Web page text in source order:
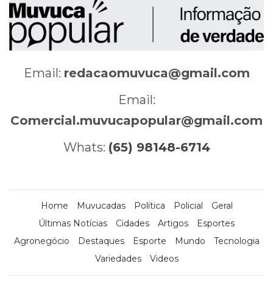
Email: redacaomuvuca@gmail.com
Email:
Comercial.muvucapopular@gmail.com
Whats: (65) 98148-6714
Home Muvucadas Política Policial
Geral
Últimas Notícias
Cidades Artigos
Esportes
Agronegócio
Destaques Esporte Mundo
Tecnologia
Variedades
Videos